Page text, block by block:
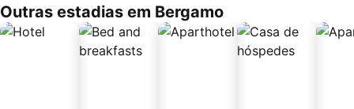
Outras estadias em Bergamo